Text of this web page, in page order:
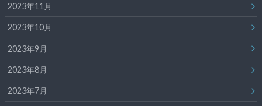
2023年11月
2023年10月
2023年9月
2023年8月
2023年7月